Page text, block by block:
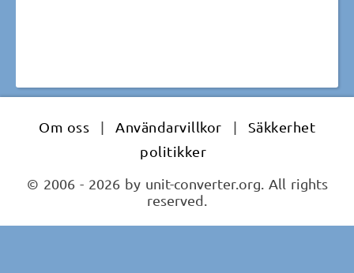
Om oss | Användarvillkor |
Säkkerhet
politikker
© 2006 - 2026 by unit-converter.org. All rights
reserved.